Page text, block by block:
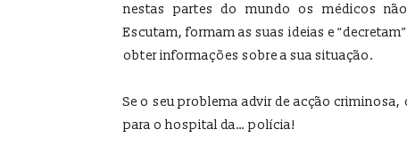
nestas partes do mundo os médicos
Escutam, formam as suas ideias e
obter informações sobre a sua situação.
Se o seu problema advir de acção
para o hospital da… polícia!